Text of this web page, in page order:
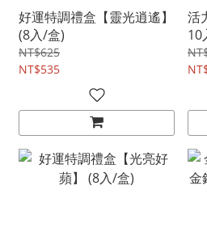
好運特調禮盒【靈光逍遙】
(8入/盒)
NT$625
NT$535
活
10